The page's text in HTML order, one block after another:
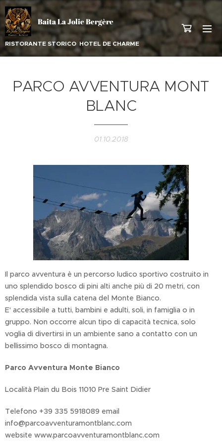
Baita La Jolie Bergère
RISTORANTE STORICO HOTEL DE CHARME
PARCO AVVENTURA MONT
BLANC
01.10.2018
Il parco avventura è un percorso ludico sportivo costruito in
uno splendido bosco di pini alti anche più di 20 metri, con
splendida vista sulla catena del Monte Bianco.
E' accessibile a tutti, bambini e adulti, soli, in famiglia o in
gruppo. Non occorre alcun tipo di capacità tecnica, solo
voglia di divertirsi in un ambiente sano a contatto con un
bellissimo bosco di montagna.
Parco Avventura Monte Bianco
Località Plain du Bois 11010 Pre Saint Didier
Telefono +39 335 5918089 email
info@parcoavventuramontblanc.com
website www.parcoavventuramontblanc.com